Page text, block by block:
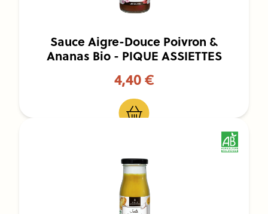
Sauce Aigre-Douce Poivron &
Ananas Bio - PIQUE ASSIETTES
4,40 €